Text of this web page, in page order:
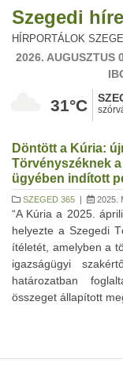
Szegedi
HÍRPORTÁLOK
2026. AUGUSZTUS
31°C
Döntött a Kúria:
Törvényszéknek
ügyében indított
SZEGED 365 | 2025.
“A Kúria a 2025.
helyezte a Szegedi
ítéletét, amelyben a
igazságügyi
határozatban
összeget állapított